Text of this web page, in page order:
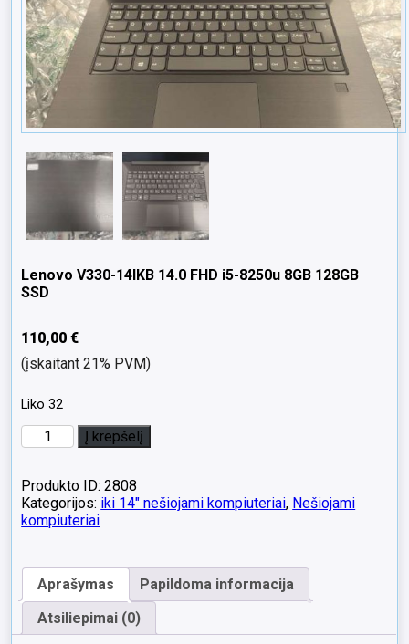
Lenovo V330-14IKB 14.0 FHD i5-8250u 8GB 128GB
SSD
110,00€
(įskaitant 21% PVM)
Liko 32
produkto
kiekis:
V330-
14IKB
14.0
8250u
8GB
128GB
SSD
Į krepšelį
Produkto ID: 2808
Kategorijos: iki 14" nešiojami kompiuteriai, Nešiojami
kompiuteriai
Aprašymas
Papildoma informacija
Atsiliepimai (0)